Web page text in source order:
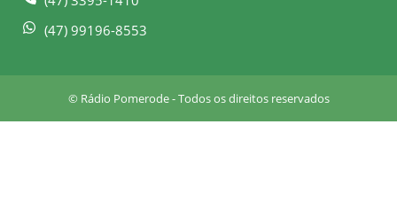
s
q
a
(47) 99196-8553
© Rádio Pomerode - Todos os direitos reservados